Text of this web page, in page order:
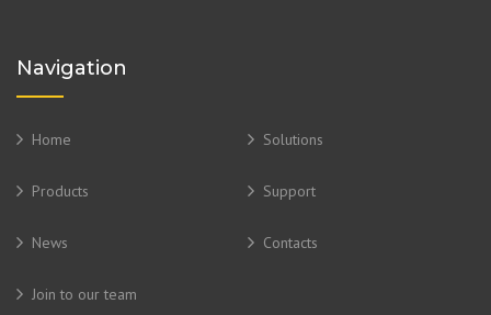
Navigation
Home Solutions
Products Support
News Contacts
Join to our team